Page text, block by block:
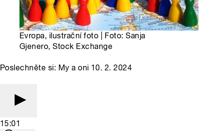
Evropa, ilustrační foto | Foto: Sanja
Gjenero, Stock Exchange
Poslechněte si: My a oni 10. 2. 2024
15:01